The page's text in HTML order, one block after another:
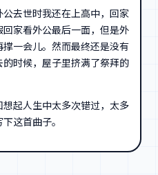
去世时我还在上高中，回家
家看外公最后一面，但是外
一会儿。然而最终还是没有
时候，屋子里挤满了祭拜的
起人生中太多次错过，太多
这首曲子。